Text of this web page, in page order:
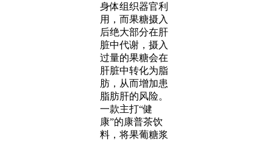
身体组织器官利
用，而果糖摄入
后绝大部分在肝
脏中代谢，摄入
过量的果糖会在
肝脏中转化为脂
肪，从而增加患
脂肪肝的风险。
一款主打“健
康”的康普茶饮
料，将果葡糖浆